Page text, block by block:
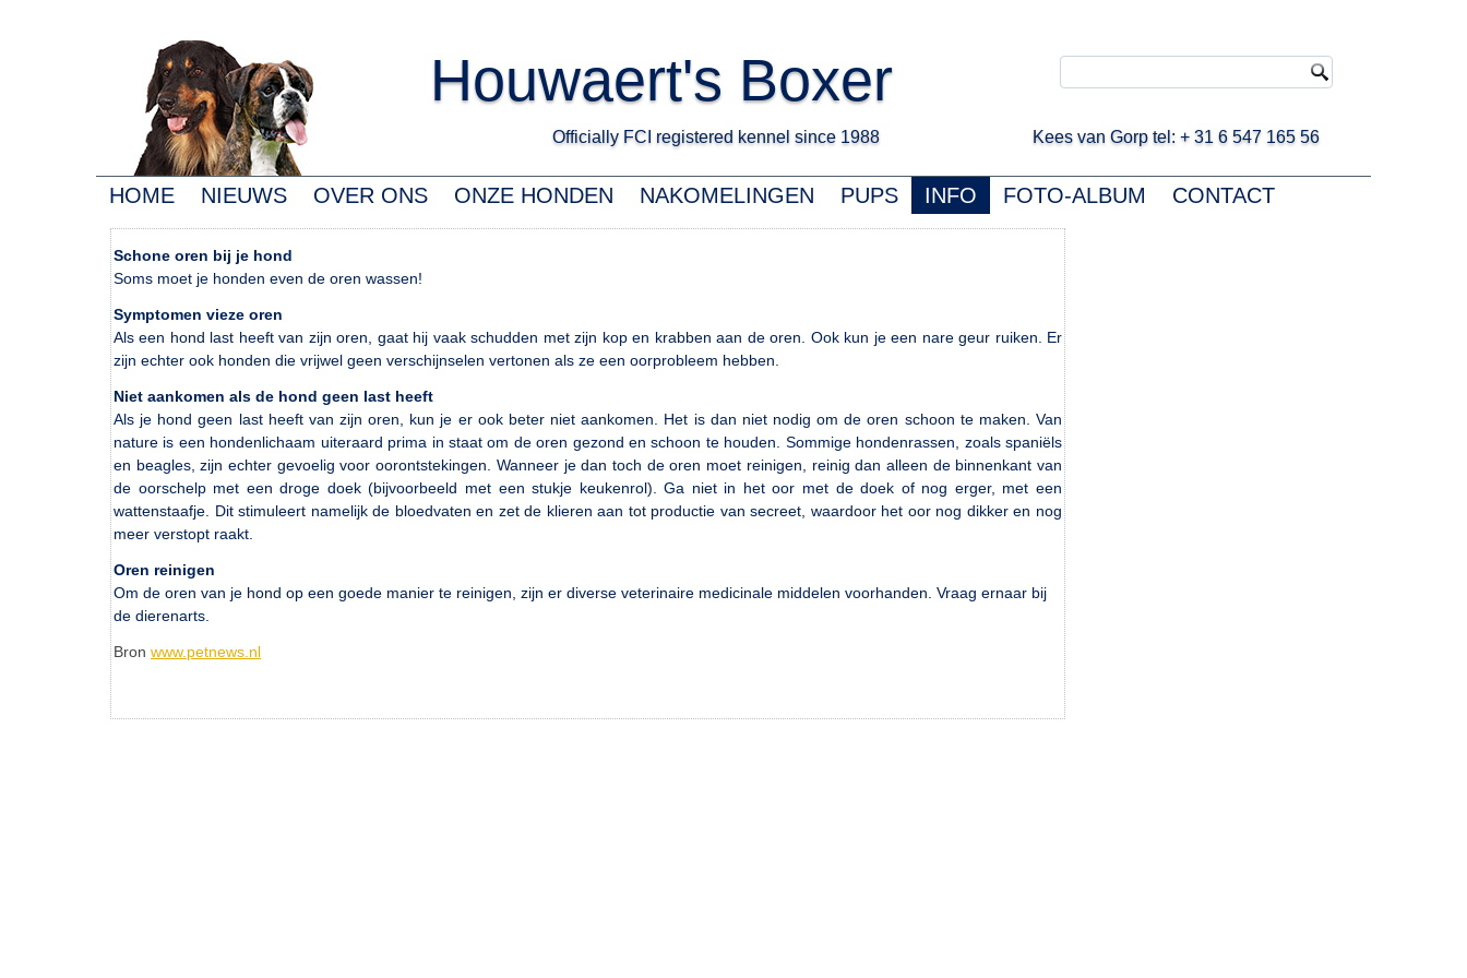
Houwaert's Boxer
Officially FCI registered kennel since 1988 Kees van Gorp tel: + 31 6 547 165 56
HOME NIEUWS OVER ONS ONZE HONDEN NAKOMELINGEN PUPS INFO FOTO-ALBUM CONTACT
Schone oren bij je hond
Soms moet je honden even de oren wassen!
Symptomen vieze oren
Als een hond last heeft van zijn oren, gaat hij vaak schudden met zijn kop en krabben aan de oren. Ook kun je een nare geur ruiken. Er
zijn echter ook honden die vrijwel geen verschijnselen vertonen als ze een oorprobleem hebben.
Niet aankomen als de hond geen last heeft
Als je hond geen last heeft van zijn oren, kun je er ook beter niet aankomen. Het is dan niet nodig om de oren schoon te maken. Van
nature is een hondenlichaam uiteraard prima in staat om de oren gezond en schoon te houden. Sommige hondenrassen, zoals spaniëls
en beagles, zijn echter gevoelig voor oorontstekingen. Wanneer je dan toch de oren moet reinigen, reinig dan alleen de binnenkant van
de oorschelp met een droge doek (bijvoorbeeld met een stukje keukenrol). Ga niet in het oor met de doek of nog erger, met een
wattenstaafje. Dit stimuleert namelijk de bloedvaten en zet de klieren aan tot productie van secreet, waardoor het oor nog dikker en nog
meer verstopt raakt.
Oren reinigen
Om de oren van je hond op een goede manier te reinigen, zijn er diverse veterinaire medicinale middelen voorhanden. Vraag ernaar bij
de dierenarts.
Bron www.petnews.nl